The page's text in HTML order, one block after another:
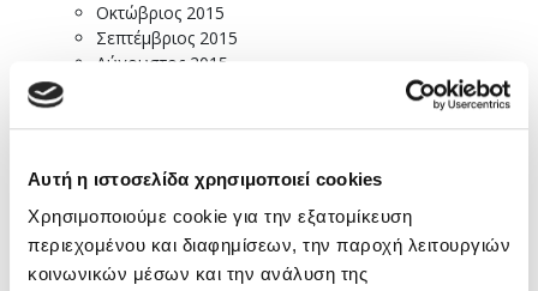
Αυτή η ιστοσελίδα χρησιμοποιεί cookies
Χρησιμοποιούμε cookie για την εξατομίκευση
περιεχομένου και διαφημίσεων, την παροχή λειτουργιών
κοινωνικών μέσων και την ανάλυση της
Οκτώβριος 2015
Σεπτέμβριος 2015
Αύγουστος 2015
Μάρτιος 2015
Φεβρουάριος 2015
Ιανουάριος 2015
Δεκέμβριος 2014